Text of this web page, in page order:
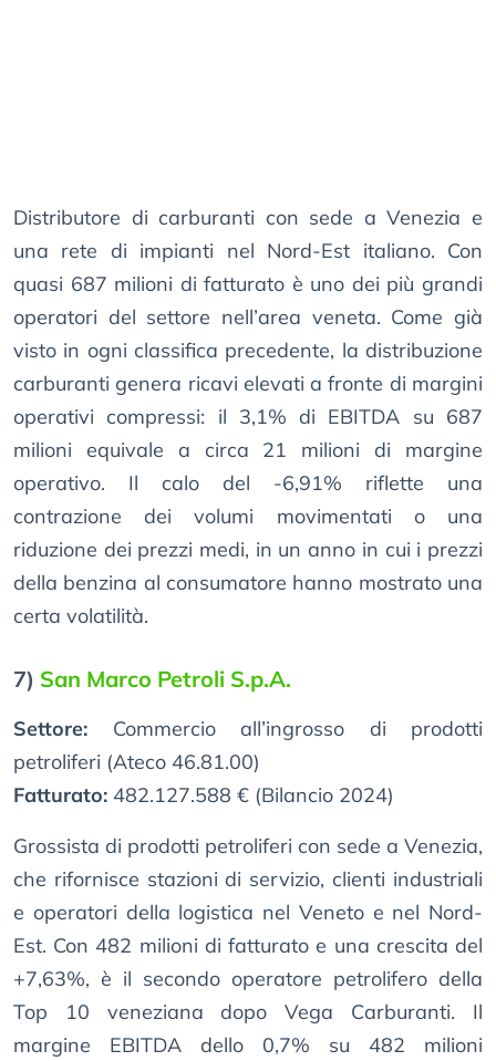
Distributore di carburanti con sede a Venezia e
una rete di impianti nel Nord-Est italiano. Con
quasi 687 milioni di fatturato è uno dei più grandi
operatori del settore nell’area veneta. Come già
visto in ogni classifica precedente, la distribuzione
carburanti genera ricavi elevati a fronte di margini
operativi compressi: il 3,1% di EBITDA su 687
milioni equivale a circa 21 milioni di margine
operativo. Il calo del -6,91% riflette una
contrazione dei volumi movimentati o una
riduzione dei prezzi medi, in un anno in cui i prezzi
della benzina al consumatore hanno mostrato una
certa volatilità.
7) San Marco Petroli S.p.A.
Settore: Commercio all’ingrosso di prodotti
petroliferi (Ateco 46.81.00)
Fatturato: 482.127.588 € (Bilancio 2024)
Grossista di prodotti petroliferi con sede a Venezia,
che rifornisce stazioni di servizio, clienti industriali
e operatori della logistica nel Veneto e nel Nord-
Est. Con 482 milioni di fatturato e una crescita del
+7,63%, è il secondo operatore petrolifero della
Top 10 veneziana dopo Vega Carburanti. Il
margine EBITDA dello 0,7% su 482 milioni